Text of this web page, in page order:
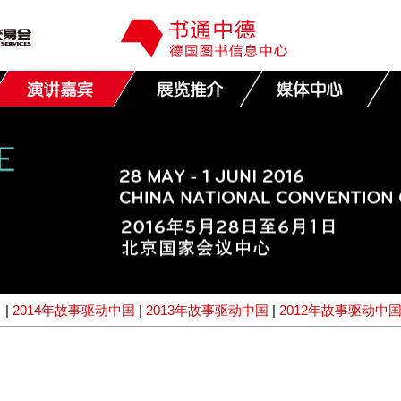
| 2014年故事驱动中国 | 2013年故事驱动中国 | 2012年故事驱动中国